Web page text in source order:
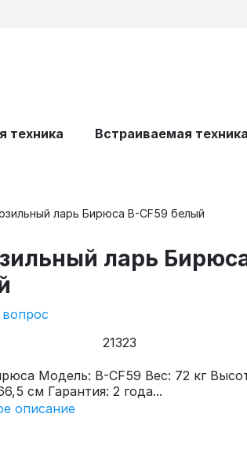
техника Встраиваемая техника
ларь Бирюса B-CF59 белый
ларь
21323
Модель: B-CF59 Вес: 72 кг
см Гарантия: 2 года...
описание